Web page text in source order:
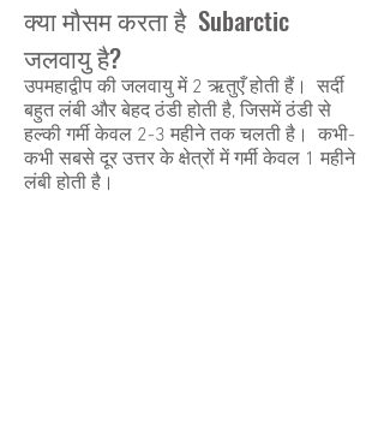
क्या मौसम करता है Subarctic
जलवायु है?
उपमहाद्वीप की जलवायु में 2 ऋतुएँ होती हैं। सर्दी
बहुत लंबी और बेहद ठंडी होती है, जिसमें ठंडी से
हल्की गर्मी केवल 2-3 महीने तक चलती है। कभी-
कभी सबसे दूर उत्तर के क्षेत्रों में गर्मी केवल 1 महीने
लंबी होती है।